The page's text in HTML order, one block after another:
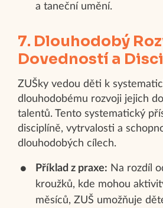
a taneční umění.
7. Dlouhodobý
Dovedností a
ZUŠky vedou děti k
dlouhodobému rozvoji jejich
talentů. Tento systematický
disciplíně, vytrvalosti a
dlouhodobých cílech.
Příklad z praxe: Na rozdíl
kroužků, kde mohou
měsíců, ZUŠ umožňuje